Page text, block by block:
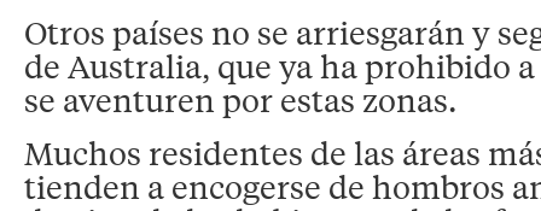
Otros países no se arriesgarán y
de Australia, que ya ha prohibido a
se aventuren por estas zonas.
Muchos residentes de las áreas
tienden a encogerse de hombros